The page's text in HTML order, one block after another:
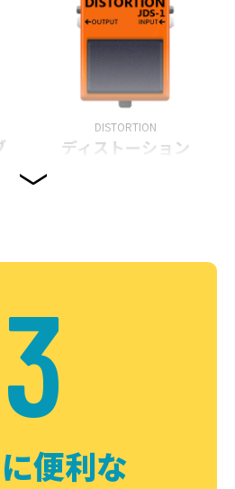
DISTORTION
ディストーション
3
便利な